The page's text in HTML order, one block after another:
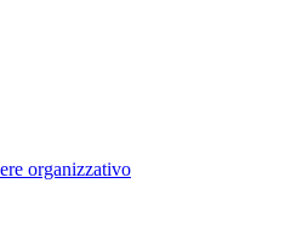
organizzativo